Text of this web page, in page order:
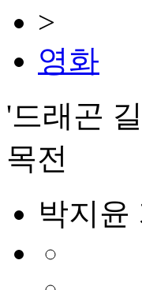
>
영화
'드래곤
목전
박지윤